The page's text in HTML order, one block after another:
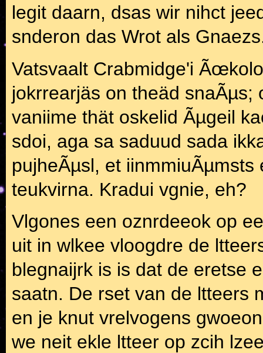
legit daarn, dsas wir nihct
snderon das Wrot als
Vatsvaalt Crabmidge'i
jokrrearjäs on theäd
vaniime thät oskelid Ãµgeil
sdoi, aga sa saduud sada
pujheÃµsl, et
teukvirna. Kradui vgnie, eh?
Vlgones een oznrdeeok op
uit in wlkee vloogdre de
blegnaijrk is is dat de eretse
saatn. De rset van de ltteers
en je knut vrelvogens
we neit ekle ltteer op zcih